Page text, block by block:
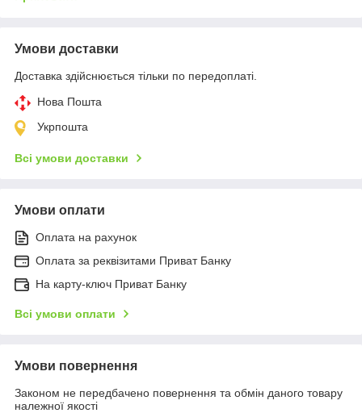
Умови доставки
Доставка здійснюється тільки по передоплаті.
Нова Пошта
Укрпошта
Всі умови доставки
Умови оплати
Оплата на рахунок
Оплата за реквізитами Приват Банку
На карту-ключ Приват Банку
Всі умови оплати
Умови повернення
Законом не передбачено повернення та обмін даного товару
належної якості